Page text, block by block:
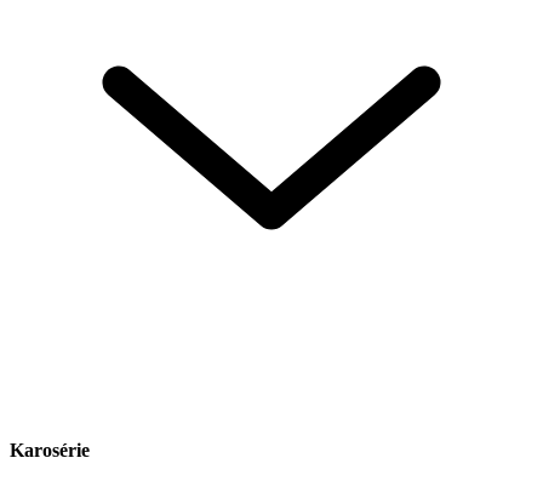
Karosérie